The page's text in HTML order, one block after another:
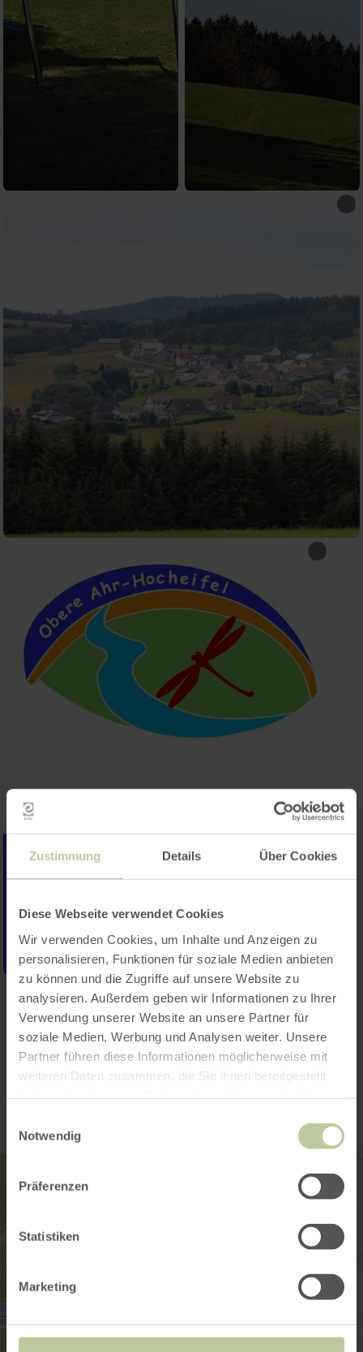
Zustimmung Details Über Cookies
Diese Webseite verwendet Cookies
Wir verwenden Cookies, um Inhalte und Anzeigen zu
personalisieren, Funktionen für soziale Medien anbieten
zu können und die Zugriffe auf unsere Website zu
analysieren. Außerdem geben wir Informationen zu Ihrer
Verwendung unserer Website an unsere Partner für
soziale Medien, Werbung und Analysen weiter. Unsere
Partner führen diese Informationen möglicherweise mit
weiteren Daten zusammen, die Sie ihnen bereitgestellt
Notwendig
Präferenzen
Statistiken
Marketing
Open gallery
Contact